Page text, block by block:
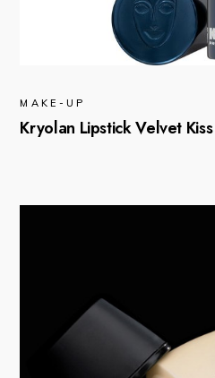
MAKE-UP
Kryolan Lipstick Velvet